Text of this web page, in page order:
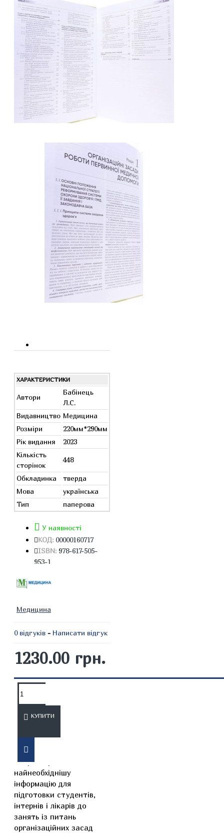
ХАРАКТЕРИСТИКИ
Автори
Бабінець
Л.С.
Видавництво Медицина
Розміри
220мм*290мм
Рік видання
2023
Кількість
сторінок
448
Обкладинка
тверда
Мова
українська
Тип
паперова
У наявності
КОД: 00000160717
ISBN: 978-617-505-
953-1
Медицина
0 відгуків - Написати відгук
1230.00 грн.
КУПИТИ
ОПИС
У підручнику подано
актуальну,
найнеобхіднішу
інформацію для
підготовки студентів,
інтернів і лікарів до
занять із питань
організаційних засад